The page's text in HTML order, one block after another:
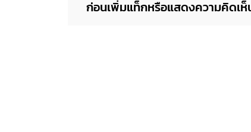
ก่อนเพิ่มแท็กหรือแสดงความคิดเห็